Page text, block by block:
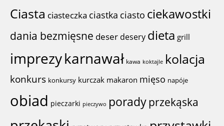
Ciasta ciasteczka ciastka ciasto ciekawostki
dania bezmięsne deser desery dieta grill
imprezykarnawał kawa koktajle kolacja
konkurs konkursy kurczak makaron mięso napóje
obiad pieczarki pieczywo poradyprzekąska